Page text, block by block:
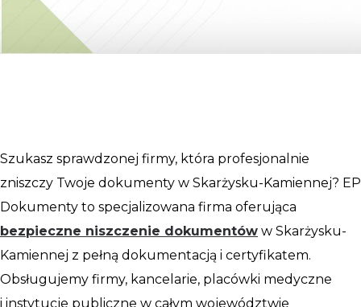
Szukasz sprawdzonej firmy, która profesjonalnie
zniszczy Twoje dokumenty w Skarżysku-Kamiennej? EP
Dokumenty to specjalizowana firma oferująca
bezpieczne niszczenie dokumentów w Skarżysku-
Kamiennej z pełną dokumentacją i certyfikatem.
Obsługujemy firmy, kancelarie, placówki medyczne
i instytucje publiczne w całym województwie